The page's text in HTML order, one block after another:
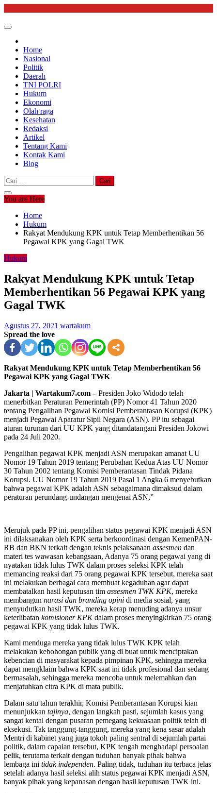
content
Home
Nasional
Politik
Daerah
TNI POLRI
Hukum
Ekonomi
Olah raga
Kesehatan
Redaksi
Artikel
Tentang Kami
Kontak Kami
Blog
Cari
untuk:
You are Here
Home
Hukum
Rakyat Mendukung KPK untuk Tetap Memberhentikan 56
Pegawai KPK yang Gagal TWK
Hukum
Rakyat Mendukung KPK untuk Tetap
Memberhentikan 56 Pegawai KPK yang
Gagal TWK
Agustus 27, 2021 wartakum
Spread the love
Rakyat Mendukung KPK untuk Tetap Memberhentikan 56
Pegawai KPK yang Gagal TWK
Jakarta | Wartakum7.com –Presiden Joko Widodo telah
menerbitkan Peraturan Pemerintah (PP) Nomor 41 Tahun 2020
tentang Pengalihan Pegawai Komisi Pemberantasan Korupsi (KPK)
menjadi Pegawai Aparatur Sipil Negara (ASN). PP itu sebagai
aturan turunan dari UU KPK yang ditandatangani Presiden Jokowi
pada 24 Juli 2020.
Pengalihan pegawai KPK menjadi ASN merupakan amanat UU
Nomor 19 Tahun 2019 tentang Perubahan Kedua Atas UU Nomor
30 Tahun 2002 tentang Komisi Pemberantasan Tindak Pidana
Korupsi. UU Nomor 19 Tahun 2019 Pasal 1 Angka 6 menyebutkan
bahwa pegawai KPK adalah ASN sebagaimana dimaksud dalam
peraturan perundang-undangan mengenai ASN,”
Merujuk pada PP ini, pengalihan status pegawai KPK menjadi ASN
ini dilaksanakan oleh KPK serta berkoordinasi dengan KemenPAN-
RB dan BKN terkait dengan teknis pelaksanaan assesmen dan
materi tes wawasan kebangsaan, Adanya 75 orang pegawai yang di
nyatakan tidak lulus TWK dalam proses seleksi KPK telah
memancing reaksi dari 75 orang pegawai KPK tersebut, mereka saat
ini melakukan berbagai cara membuat kegaduhan agar dapat
membatalkan hasil keputusan tim assesmen TWK KPK, mereka
membangun narasi dan branding opini di media sosial, yang
menyudutkan hasil TWK, mereka kerap menuding adanya unsur
keterlibatan komisioner KPKdalam proses menyingkirkan 75 orang
pegawai KPK yang tidak lulus TWK.
Kami menduga mereka yang tidak lulus TWK KPK telah
melakukan kebohongan publik yang di buat untuk menciptakan
kebencian di masyarakat kepada pimpinan KPK, sehingga mereka
dapat mengklaim bahwa KPK saat ini tidak profesional dan sedang
bermasalah, sehingga mereka mencoba untuk melemahkan dan
menjatuhkan citra KPK di mata publik.
Dalam satu tahun terakhir, Komisi Pemberantasan Korupsi kian
menunjukkan tajinya, dengan langkah pasti, sejumlah kasus yang
sangat kental dengan pusaran pemegang kekuasaan politik telah di
eksekusi. Tak tanggung-tanggung, mereka yang kena sasar adalah
Mentri di kabinet yang juga tokoh paling sentral di sejumlah partai
politik, dalam capaian tersebut, KPK tengah menghadapi persoalan
pelik, terutama terkait dengan tuduhan banyak pihak bahwa
lembaga ini tidak independen. Paling tidak, tuduhan itu terbaca jelas
setelah adanya hasil seleksi alih status pegawai KPK menjadi ASN,
banyak pihak yang kepanasan dengan hasil keputusan TWK ini.